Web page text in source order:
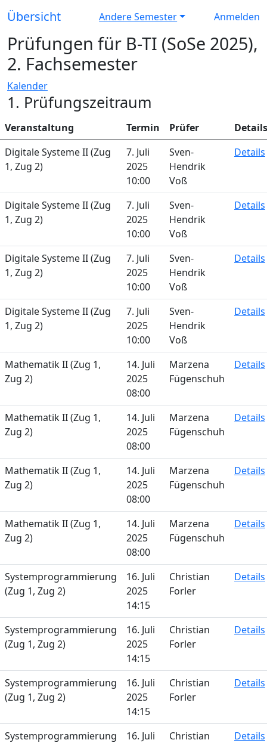
Übersicht Andere Semester Anmelden
Prüfungen für B-TI (SoSe 2025),
2. Fachsemester
Kalender
1. Prüfungszeitraum
Veranstaltung Termin Prüfer
Details
Digitale Systeme II (Zug
1, Zug 2)
7. Juli
2025
10:00
Sven-
Hendrik
Voß
Details
Digitale Systeme II (Zug
1, Zug 2)
7. Juli
2025
10:00
Sven-
Hendrik
Voß
Details
Digitale Systeme II (Zug
1, Zug 2)
7. Juli
2025
10:00
Sven-
Hendrik
Voß
Details
Digitale Systeme II (Zug
1, Zug 2)
7. Juli
2025
10:00
Sven-
Hendrik
Voß
Details
Mathematik II (Zug 1,
Zug 2)
14. Juli
2025
08:00
Marzena
Fügenschuh
Details
Mathematik II (Zug 1,
Zug 2)
14. Juli
2025
08:00
Marzena
Fügenschuh
Details
Mathematik II (Zug 1,
Zug 2)
14. Juli
2025
08:00
Marzena
Fügenschuh
Details
Mathematik II (Zug 1,
Zug 2)
14. Juli
2025
08:00
Marzena
Fügenschuh
Details
Systemprogrammierung
(Zug 1, Zug 2)
16. Juli
2025
14:15
Christian
Forler
Details
Systemprogrammierung
(Zug 1, Zug 2)
16. Juli
2025
14:15
Christian
Forler
Details
Systemprogrammierung
(Zug 1, Zug 2)
16. Juli
2025
14:15
Christian
Forler
Details
Systemprogrammierung
16. Juli
Christian
Details